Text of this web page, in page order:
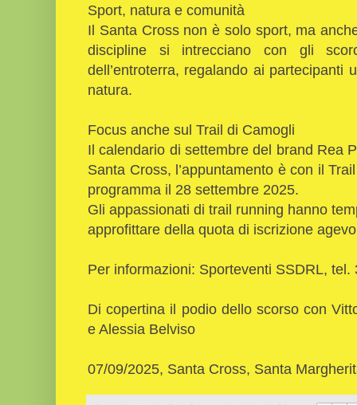
Sport, natura e comunità
Il Santa Cross non è solo sport, ma
discipline si intrecciano con gli
dell’entroterra, regalando ai partecipanti
natura.
Focus anche sul Trail di Camogli
Il calendario di settembre del brand Rea
Santa Cross, l’appuntamento è con il
programma il 28 settembre 2025.
Gli appassionati di trail running hanno
approfittare della quota di iscrizione
Per informazioni: Sporteventi SSDRL,
Di copertina il podio dello scorso con
e Alessia Belviso
07/09/2025, Santa Cross, Santa